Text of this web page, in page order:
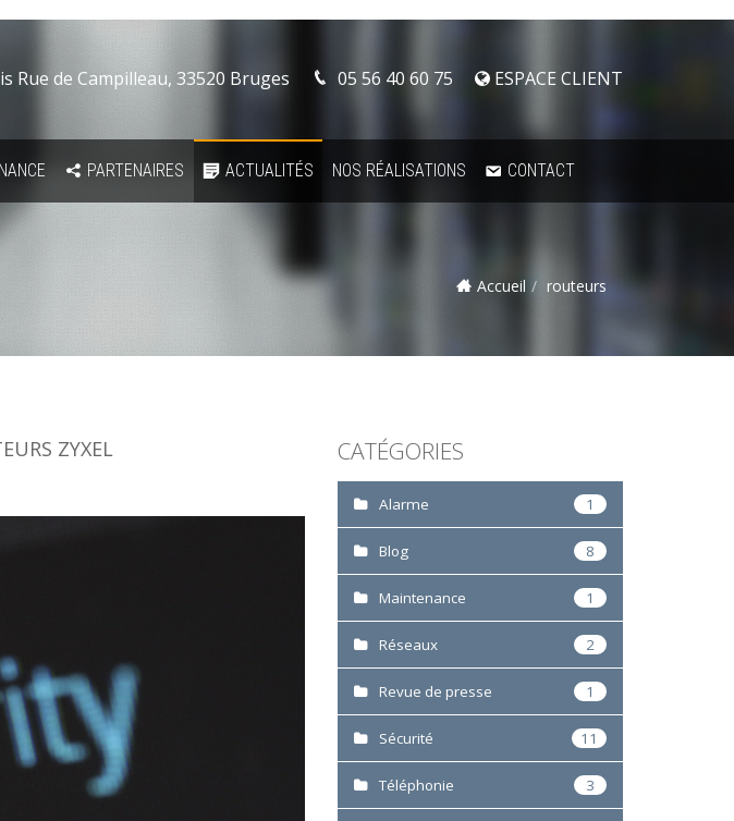
Rue de Campilleau, 33520 Bruges 05 56 40 60 75 ESPACE CLIENT
PARTENAIRES ACTUALITÉS NOS RÉALISATIONS CONTACT
Accueil routeurs
ZYXEL CATÉGORIES
Alarme 1
Blog 8
Maintenance 1
Réseaux 2
Revue de presse 1
Sécurité 11
Téléphonie 3